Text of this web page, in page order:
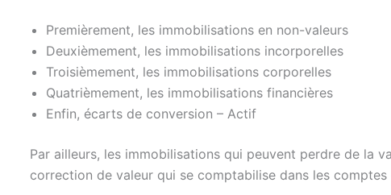
Premièrement, les immobilisations en non-valeurs
Deuxièmement, les immobilisations incorporelles
Troisièmement, les immobilisations corporelles
Quatrièmement, les immobilisations financières
Enfin, écarts de conversion – Actif
Par ailleurs, les immobilisations qui peuvent perdre de la
correction de valeur qui se comptabilise dans les